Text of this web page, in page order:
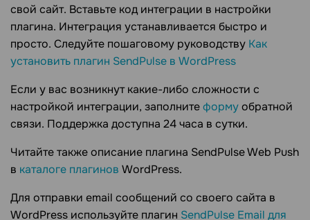
свой сайт. Вставьте код интеграции в настройки
плагина. Интеграция устанавливается быстро и
просто. Следуйте пошаговому руководству Как
установить плагин SendPulse в WordPress
Если у вас возникнут какие-либо сложности с
настройкой интеграции, заполнитеформуобратной
связи. Поддержка доступна 24 часа в сутки.
Читайте также описание плагина SendPulse Web Push
в каталоге плагинов WordPress.
Для отправки email сообщений со своего сайта в
WordPress используйте плагин SendPulse Email для